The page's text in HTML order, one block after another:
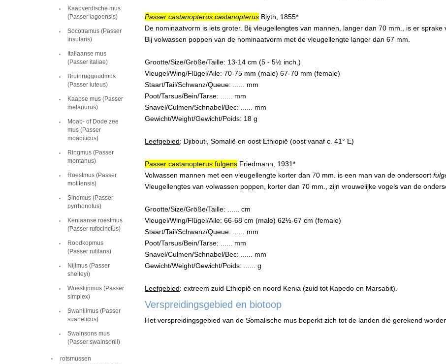
Kaapverdische mus
(Passer iagoensis)
Socotramus (Passer
insularis)
Italiaanse mus
(Passer italiae)
Bruinruggoudmus
(Passer luteus)
Kaapse mus (Passer
melanurus)
Moab- of Dode zee
mus (Passer
moabiticus)
Ringmus (Passer
montanus)
Roestmus (Passer
motitensis)
Sindmus (Passer
pyrrhonotus)
Keniaanse roestmus
(Passer rufocinctus)
Roodkopmus
(Passer rutilans)
Nijlmus (Passer
shelleyi)
Woestijnmus (Passer
simplex)
Swahilimus (Passer
suahelicus)
Swainsons mus
(Passer swainsonii)
rotsmussen
Passer castanopterus castanopterus Blyth, 1855*
De nominaatvorm is iets groter. Bij vleugellengtes van mannen, langer dan 70 mm., is er sprake
Bij volwassen poppen van de nominaatvorm met de vleugellengte langer dan 67 mm.
Grootte/Size/Größe/Taille: 13-14 cm (5 - 5½ inch.)
Vleugel/Wing/Flügel/Aile: 70-75 mm (male) 67-70 mm (female)
Staart/Tail/Schwanz/Queue: ...... mm
Poot/Tarsus/Bein/Tarse: ...... mm
Snavel/Culmen/Schnabel/Bec: ...... mm
Gewicht/Weight/Gewicht/Poids: 18 g
Leefgebied: Djibouti, Somalië en oost Ethiopië (oost vanaf c. 41° E)
Passer castanopterus fulgens Friedmann, 1931*
Volwassen mannen met een vleugellengte korter dan 70 mm. is een man van de ondersoort
Vleugellengtes van volwassen poppen, korter dan 70 mm., zijn vrouwelijke vogels van de
Grootte/Size/Größe/Taille: ...... cm
Vleugel/Wing/Flügel/Aile: 66-68 cm (male) 62½-67 cm (female)
Staart/Tail/Schwanz/Queue: ...... mm
Poot/Tarsus/Bein/Tarse: ...... mm
Snavel/Culmen/Schnabel/Bec: ...... mm
Gewicht/Weight/Gewicht/Poids: ...... g
Leefgebied: extreem zuid Ethiopië en noord Kenia (zuid tot Kapedo en Marsabit).
Verspreidingsgebied en biotoop
Het verspreidingsgebied van de Somalische mus beperkt zich tot de landen die gerekend